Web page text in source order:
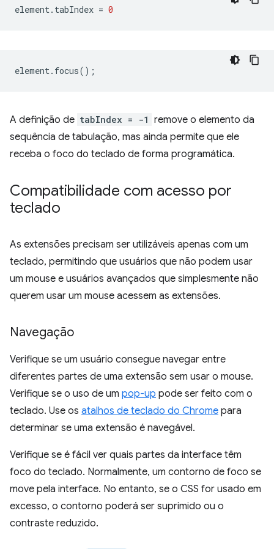
element . tabIndex = 0
element . focus();
A definição de tabIndex = -1 remove o elemento da
sequência de tabulação, mas ainda permite que ele
receba o foco do teclado de forma programática.
Compatibilidade com acesso por
teclado
As extensões precisam ser utilizáveis apenas com um
teclado, permitindo que usuários que não podem usar
um mouse e usuários avançados que simplesmente não
querem usar um mouse acessem as extensões.
Navegação
Verifique se um usuário consegue navegar entre
diferentes partes de uma extensão sem usar o mouse.
Verifique se o uso de um pop-up pode ser feito com o
teclado. Use os atalhos de teclado do Chrome para
determinar se uma extensão é navegável.
Verifique se é fácil ver quais partes da interface têm
foco do teclado. Normalmente, um contorno de foco se
move pela interface. No entanto, se o CSS for usado em
excesso, o contorno poderá ser suprimido ou o
contraste reduzido.